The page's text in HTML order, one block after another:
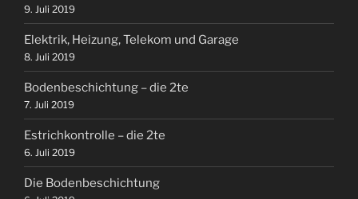
9. Juli 2019
Elektrik, Heizung, Telekom und Garage
8. Juli 2019
Bodenbeschichtung – die 2te
7. Juli 2019
Estrichkontrolle – die 2te
6. Juli 2019
Die Bodenbeschichtung